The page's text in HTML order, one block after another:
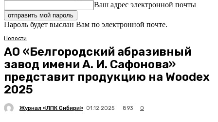
Ваш адрес электронной почты
Пароль будет выслан Вам по электронной почте.
Новости
АО «Белгородский абразивный
завод имени А. И. Сафонова»
представит продукцию на Woodex
2025
Журнал «ЛПК Сибири» 01.12.2025 893 0